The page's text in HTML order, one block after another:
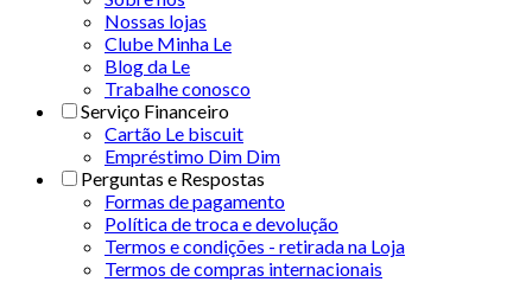
Nossas lojas
Clube Minha Le
Blog da Le
Trabalhe conosco
Serviço Financeiro
Cartão Le biscuit
Empréstimo Dim Dim
Perguntas e Respostas
Formas de pagamento
Política de troca e devolução
Termos e condições - retirada na Loja
Termos de compras internacionais